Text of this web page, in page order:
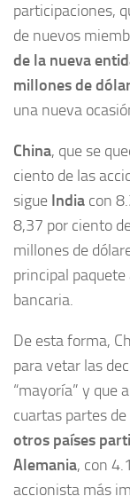
participaciones,
de nuevos
de la nueva
millones de
una nueva
China, que se
ciento de las
sigue India con
8,37 por ciento
millones de
principal
bancaria.
De esta forma,
para vetar las
“mayoría” y que
cuartas partes
otros países
Alemania, con
accionista más